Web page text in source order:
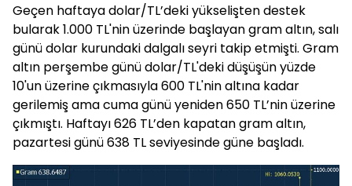
Geçen haftaya dolar/TL’deki yükselişten destek
bularak 1.000 TL'nin üzerinde başlayan gram altın, salı
günü dolar kurundaki dalgalı seyri takip etmişti. Gram
altın perşembe günü dolar/TL'deki düşüşün yüzde
10'un üzerine çıkmasıyla 600 TL'nin altına kadar
gerilemiş ama cuma günü yeniden 650 TL’nin üzerine
çıkmıştı. Haftayı 626 TL’den kapatan gram altın,
pazartesi günü 638 TL seviyesinde güne başladı.